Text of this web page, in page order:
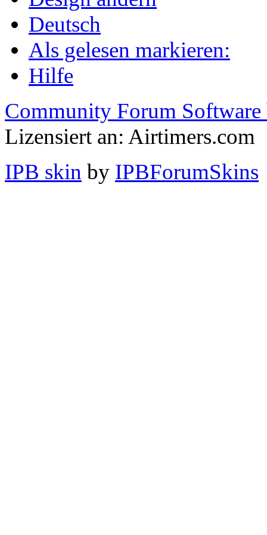
Deutsch
Als gelesen markieren:
Hilfe
Community Forum Software
Lizensiert an: Airtimers.com
IPB skin by IPBForumSkins